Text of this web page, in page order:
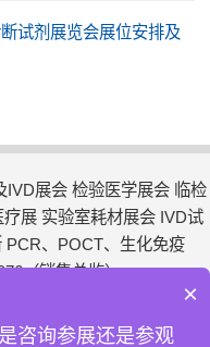
试剂展览会展位安排及
展会 检验医学展会 临检
展 实验室耗材展会 IVD试
、POCT、生化免疫
（销售总监）
楼A栋1003室6© 版权所有
限公司
×
咨询参展还是参观